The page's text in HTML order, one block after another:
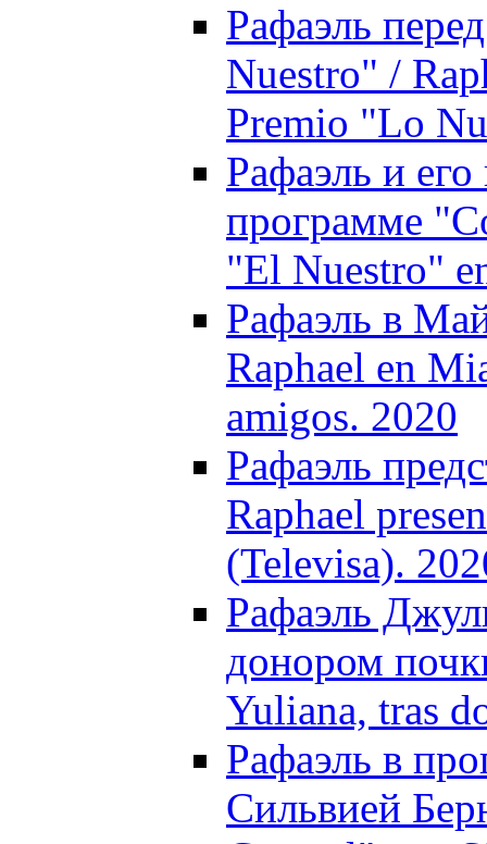
Рафаэль
Nuestro" /
Premio "Lo
Рафаэль и
программе
"El Nuestro"
Рафаэль в
Raphael en
amigos. 2020
Рафаэль
Raphael
(Televisa).
Рафаэль
донором
Yuliana, tras
Рафаэль в
Сильвией